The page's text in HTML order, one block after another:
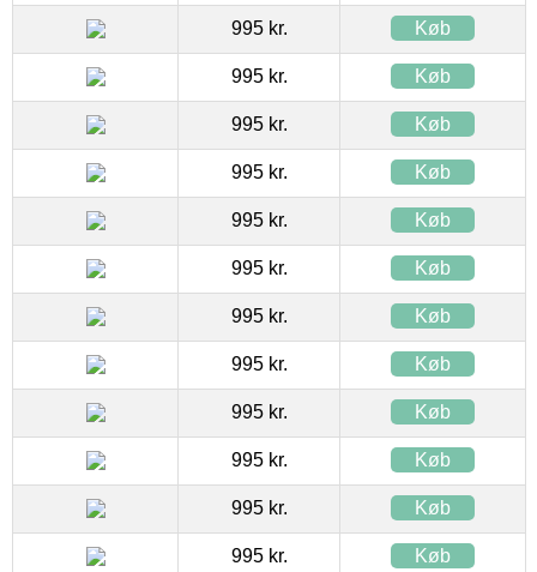
995 kr. Køb
995 kr. Køb
995 kr. Køb
995 kr. Køb
995 kr. Køb
995 kr. Køb
995 kr. Køb
995 kr. Køb
995 kr. Køb
995 kr. Køb
995 kr. Køb
995 kr. Køb